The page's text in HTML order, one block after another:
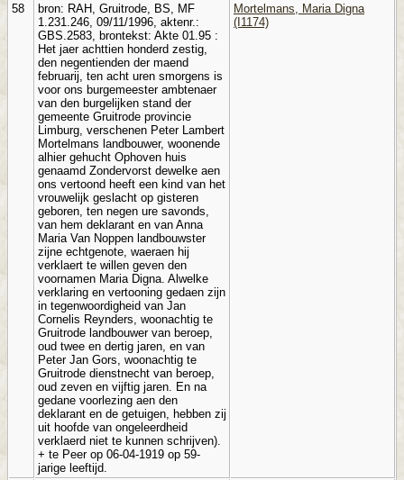
58
bron: RAH, Gruitrode, BS, MF
1.231.246, 09/11/1996, aktenr.:
GBS.2583, brontekst: Akte 01.95 :
Het jaer achttien honderd zestig,
den negentienden der maend
februarij, ten acht uren smorgens is
voor ons burgemeester ambtenaer
van den burgelijken stand der
gemeente Gruitrode provincie
Limburg, verschenen Peter Lambert
Mortelmans landbouwer, woonende
alhier gehucht Ophoven huis
genaamd Zondervorst dewelke aen
ons vertoond heeft een kind van het
vrouwelijk geslacht op gisteren
geboren, ten negen ure savonds,
van hem deklarant en van Anna
Maria Van Noppen landbouwster
zijne echtgenote, waeraen hij
verklaert te willen geven den
voornamen Maria Digna. Alwelke
verklaring en vertooning gedaen zijn
in tegenwoordigheid van Jan
Cornelis Reynders, woonachtig te
Gruitrode landbouwer van beroep,
oud twee en dertig jaren, en van
Peter Jan Gors, woonachtig te
Gruitrode dienstnecht van beroep,
oud zeven en vijftig jaren. En na
gedane voorlezing aen den
deklarant en de getuigen, hebben zij
uit hoofde van ongeleerdheid
verklaerd niet te kunnen schrijven).
+ te Peer op 06-04-1919 op 59-
jarige leeftijd.
Mortelmans, Maria Digna
(I1174)